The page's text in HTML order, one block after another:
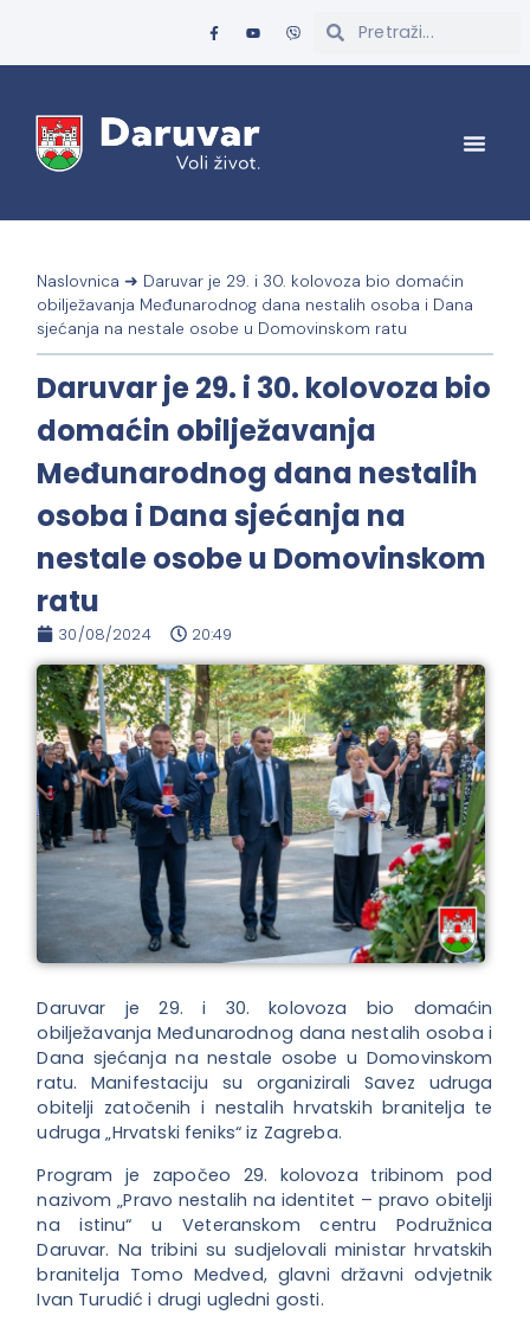
Naslovnica ➜ Daruvar je 29. i 30. kolovoza bio domaćin
obilježavanja Međunarodnog dana nestalih osoba i Dana
sjećanja na nestale osobe u Domovinskom ratu
Daruvar je 29. i 30. kolovoza bio
domaćin obilježavanja
Međunarodnog dana nestalih
osoba i Dana sjećanja na
nestale osobe u Domovinskom
ratu
30/08/2024 20:49
Daruvar je 29. i 30. kolovoza bio domaćin
obilježavanja Međunarodnog dana nestalih osoba i
Dana sjećanja na nestale osobe u Domovinskom
ratu. Manifestaciju su organizirali Savez udruga
obitelji zatočenih i nestalih hrvatskih branitelja te
udruga „Hrvatski feniks“ iz Zagreba.
Program je započeo 29. kolovoza tribinom pod
nazivom „Pravo nestalih na identitet – pravo obitelji
na istinu“ u Veteranskom centru Podružnica
Daruvar. Na tribini su sudjelovali ministar hrvatskih
branitelja Tomo Medved, glavni državni odvjetnik
Ivan Turudić i drugi ugledni gosti.